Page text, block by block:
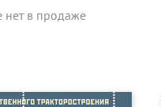
нет в продаже